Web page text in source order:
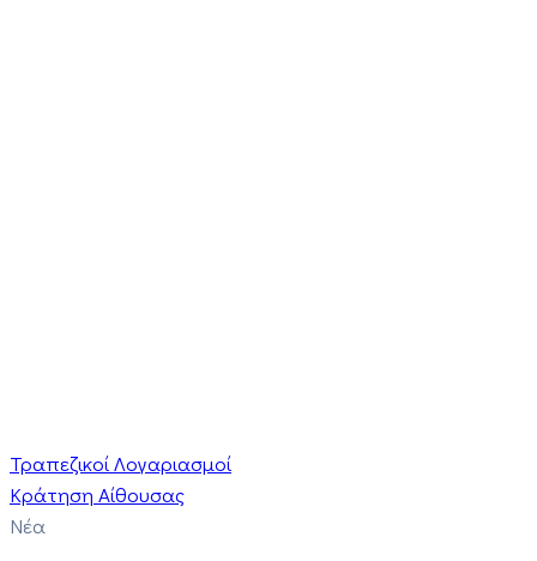
Τραπεζικοί Λογαριασμοί
Κράτηση Αίθουσας
Νέα